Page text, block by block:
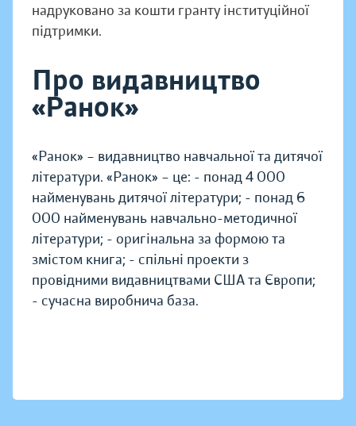
надруковано за кошти гранту інституційної
підтримки.
Про видавництво
«Ранок»
«Ранок» – видавництво навчальної та дитячої
літератури. «Ранок» – це: - понад 4 000
найменувань дитячої літератури; - понад 6
000 найменувань навчально-методичної
літератури; - оригінальна за формою та
змістом книга; - спільні проекти з
провідними видавництвами США та Європи;
- сучасна виробнича база.